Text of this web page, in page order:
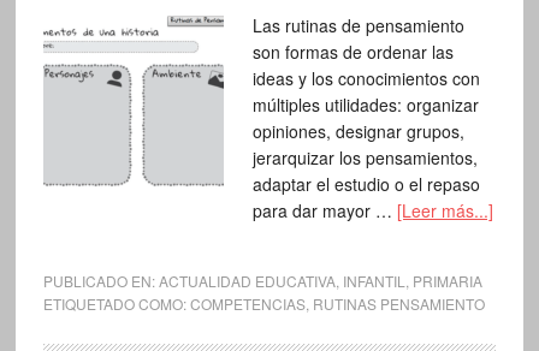
Las rutinas de pensamiento
son formas de ordenar las
ideas y los conocimientos con
múltiples utilidades: organizar
opiniones, designar grupos,
jerarquizar los pensamientos,
adaptar el estudio o el repaso
para dar mayor … [Leer más...]
PUBLICADO EN:ACTUALIDAD EDUCATIVA, INFANTIL
PRIMARIA
ETIQUETADO COMO:COMPETENCIAS, RUTINAS PENSAMIENTO